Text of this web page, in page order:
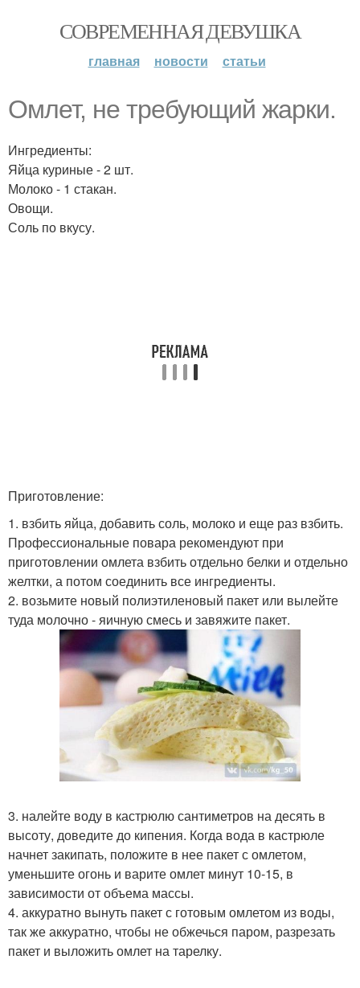
СОВРЕМЕННАЯ ДЕВУШКА
главная новости статьи
Омлет, не требующий жарки.
Ингредиенты:
Яйца куриные - 2 шт.
Молоко - 1 стакан.
Овощи.
Соль по вкусу.
Приготовление:
1. взбить яйца, добавить соль, молоко и еще раз взбить.
Профессиональные повара рекомендуют при
приготовлении омлета взбить отдельно белки и отдельно
желтки, а потом соединить все ингредиенты.
2. возьмите новый полиэтиленовый пакет или вылейте
туда молочно - яичную смесь и завяжите пакет.
3. налейте воду в кастрюлю сантиметров на десять в
высоту, доведите до кипения. Когда вода в кастрюле
начнет закипать, положите в нее пакет с омлетом,
уменьшите огонь и варите омлет минут 10-15, в
зависимости от объема массы.
4. аккуратно вынуть пакет с готовым омлетом из воды,
так же аккуратно, чтобы не обжечься паром, разрезать
пакет и выложить омлет на тарелку.